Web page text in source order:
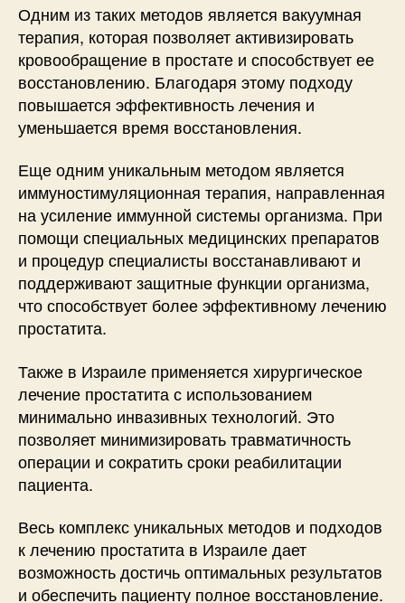
Одним из таких методов является вакуумная
терапия, которая позволяет активизировать
кровообращение в простате и способствует ее
восстановлению. Благодаря этому подходу
повышается эффективность лечения и
уменьшается время восстановления.
Еще одним уникальным методом является
иммуностимуляционная терапия, направленная
на усиление иммунной системы организма. При
помощи специальных медицинских препаратов
и процедур специалисты восстанавливают и
поддерживают защитные функции организма,
что способствует более эффективному лечению
простатита.
Также в Израиле применяется хирургическое
лечение простатита с использованием
минимально инвазивных технологий. Это
позволяет минимизировать травматичность
операции и сократить сроки реабилитации
пациента.
Весь комплекс уникальных методов и подходов
к лечению простатита в Израиле дает
возможность достичь оптимальных результатов
и обеспечить пациенту полное восстановление.